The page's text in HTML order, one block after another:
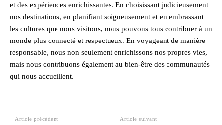
et des expériences enrichissantes. En choisissant judicieusement
nos destinations, en planifiant soigneusement et en embrassant
les cultures que nous visitons, nous pouvons tous contribuer à un
monde plus connecté et respectueux. En voyageant de manière
responsable, nous non seulement enrichissons nos propres vies,
mais nous contribuons également au bien-être des communautés
qui nous accueillent.
Article précédent Article suivant